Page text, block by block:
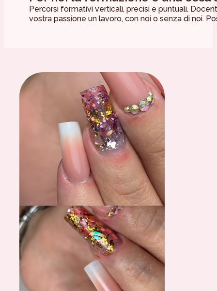
Percorsi formativi verticali, precisi e puntuali.
vostra passione un lavoro, con noi o senza di noi.